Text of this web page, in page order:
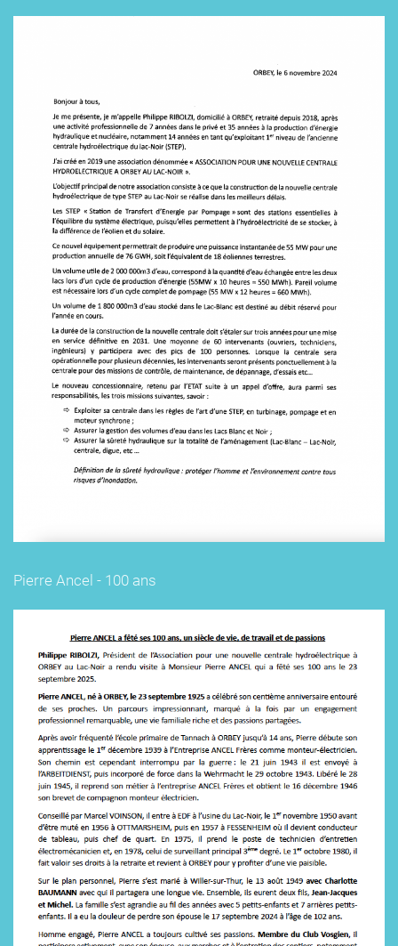
Pierre Ancel - 100 ans